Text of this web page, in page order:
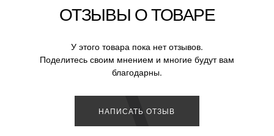
ОТЗЫВЫ О ТОВАРЕ
У этого товара пока нет отзывов.
Поделитесь своим мнением и многие будут вам
благодарны.
НАПИСАТЬ ОТЗЫВ